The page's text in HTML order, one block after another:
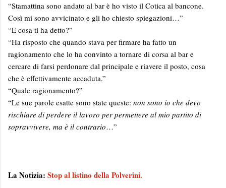
“Stamattina sono andato al bar è ho visto il Cotica al bancone.
Così mi sono avvicinato e gli ho chiesto spiegazioni…”
“E cosa ti ha detto?”
“Ha risposto che quando stava per firmare ha fatto un
ragionamento che lo ha convinto a tornare di corsa al bar e
cercare di farsi perdonare dal principale e riavere il posto, cosa
che è effettivamente accaduta.”
“Quale ragionamento?”
“Le sue parole esatte sono state queste: non sono io che devo
rischiare di perdere il lavoro per permettere al mio partito di
sopravvivere, ma è il contrario…”
La Notizia: Stop al listino della Polverini.